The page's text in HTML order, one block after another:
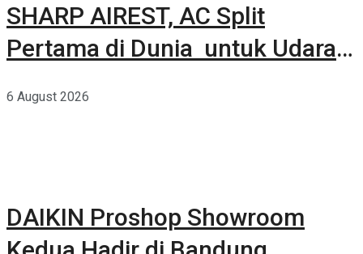
SHARP AIREST, AC Split
Pertama di Dunia untuk Udara
6 August 2026
DAIKIN Proshop Showroom